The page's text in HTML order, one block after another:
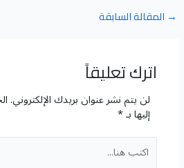
→ المقالة السابقة
اترك تعليقاً
لن يتم نشر عنوان بريدك الإلكتروني.
إليها بـ*
اكتب
هنا...